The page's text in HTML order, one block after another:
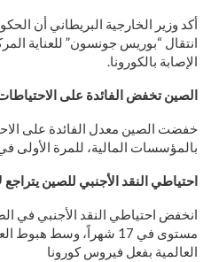
أكد وزير الخارجية البريطاني أن
انتقال “بوريس جونسون” للعناية
الإصابة بالكورونا.
الصين تخفض الفائدة على الاحتياطات
خفضت الصين معدل الفائدة على
بالمؤسسات المالية، للمرة الأولى في 12
احتياطي النقد الأجنبي للصين يتراجع
انخفض احتياطي النقد الأجنبي في
مستوى في 17 شهراً، وسط
العالمية بفعل فيروس كورونا